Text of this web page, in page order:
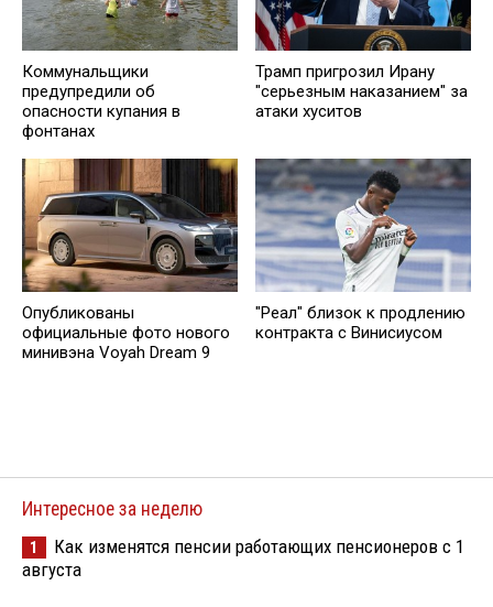
Коммунальщики
предупредили об
опасности купания в
фонтанах
Трамп пригрозил Ирану
"серьезным наказанием" за
атаки хуситов
Опубликованы
официальные фото нового
минивэна Voyah Dream 9
"Реал" близок к продлению
контракта с Винисиусом
Интересное за неделю
1
Как изменятся пенсии работающих пенсионеров с 1
августа